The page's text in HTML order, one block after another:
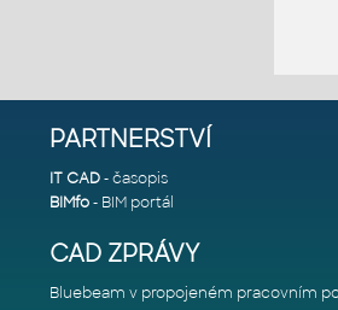
PARTNERSTVÍ
IT CAD- časopis
BIMfo- BIM portál
CAD ZPRÁVY